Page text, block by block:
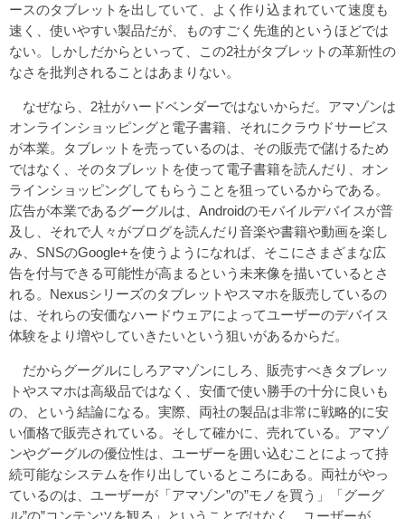
ースのタブレットを出していて、よく作り込まれていて速度も
速く、使いやすい製品だが、ものすごく先進的というほどでは
ない。しかしだからといって、この2社がタブレットの革新性の
なさを批判されることはあまりない。
なぜなら、2社がハードベンダーではないからだ。アマゾンは
オンラインショッピングと電子書籍、それにクラウドサービス
が本業。タブレットを売っているのは、その販売で儲けるため
ではなく、そのタブレットを使って電子書籍を読んだり、オン
ラインショッピングしてもらうことを狙っているからである。
広告が本業であるグーグルは、Androidのモバイルデバイスが普
及し、それで人々がブログを読んだり音楽や書籍や動画を楽し
み、SNSのGoogle+を使うようになれば、そこにさまざまな広
告を付与できる可能性が高まるという未来像を描いているとさ
れる。Nexusシリーズのタブレットやスマホを販売しているの
は、それらの安価なハードウェアによってユーザーのデバイス
体験をより増やしていきたいという狙いがあるからだ。
だからグーグルにしろアマゾンにしろ、販売すべきタブレッ
トやスマホは高級品ではなく、安価で使い勝手の十分に良いも
の、という結論になる。実際、両社の製品は非常に戦略的に安
い価格で販売されている。そして確かに、売れている。アマゾ
ンやグーグルの優位性は、ユーザーを囲い込むことによって持
続可能なシステムを作り出しているところにある。両社がやっ
ているのは、ユーザーが「アマゾン”の”モノを買う」「グーグ
ル”の”コンテンツを観る」ということではなく、ユーザーが